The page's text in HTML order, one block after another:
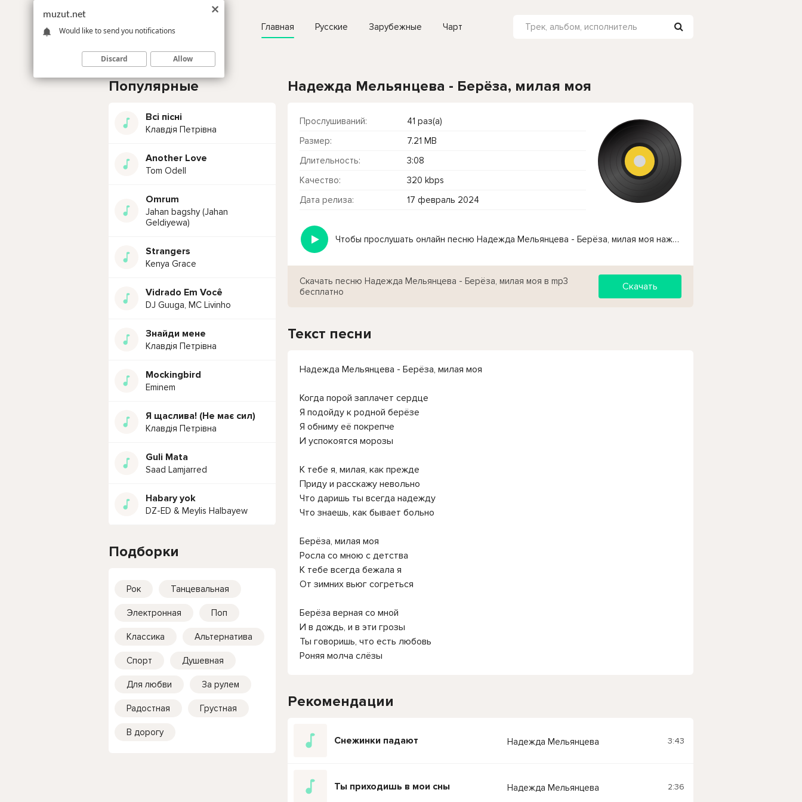
Главная Русские Зарубежные Чарт
Популярные
Всі пісні
Клавдія Петрівна
Another Love
Tom Odell
Omrum
Jahan bagshy (Jahan
Geldiyewa)
Strangers
Kenya Grace
Vidrado Em Você
DJ Guuga, MC Livinho
Знайди мене
Клавдія Петрівна
Mockingbird
Eminem
Я щаслива! (Не має сил)
Клавдія Петрівна
Guli Mata
Saad Lamjarred
Habary yok
DZ-ED & Meylis Halbayew
Подборки
Рок Танцевальная
Электронная Поп
Классика Альтернатива
Спорт Душевная
Для любви За рулем
Радостная Грустная
В дорогу
Надежда Мельянцева - Берёза, милая моя
Прослушиваний:
41 раз(а)
Размер:
7.21 MB
Длительность:
3:08
Качество:
320 kbps
Дата релиза:
17 февраль 2024
Чтобы прослушать онлайн песню Надежда Мельянцева - Берёза, милая моя нажмите на кнопку плей с светом зелений
Скачать песню Надежда Мельянцева - Берёза, милая моя в mp3
бесплатно
Скачать
Текст песни
Надежда Мельянцева - Берёза, милая моя
Когда порой заплачет сердце
Я подойду к родной берёзе
Я обниму её покрепче
И успокоятся морозы
К тебе я, милая, как прежде
Приду и расскажу невольно
Что даришь ты всегда надежду
Что знаешь, как бывает больно
Берёза, милая моя
Росла со мною с детства
К тебе всегда бежала я
От зимних вьюг согреться
Берёза верная со мной
И в дождь, и в эти грозы
Ты говоришь, что есть любовь
Роняя молча слёзы
Рекомендации
Снежинки падают Надежда Мельянцева 3:43
Ты приходишь в мои сны Надежда Мельянцева 2:36
muzut.net
Would like to send you notifications
Discard Allow